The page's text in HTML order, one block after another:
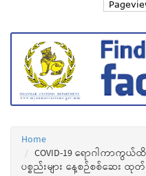
Home
COVID-19 ရောဂါကာကွ
ပစ္စည်းများ နေ့စဉ်စစ်ဆေး ထု